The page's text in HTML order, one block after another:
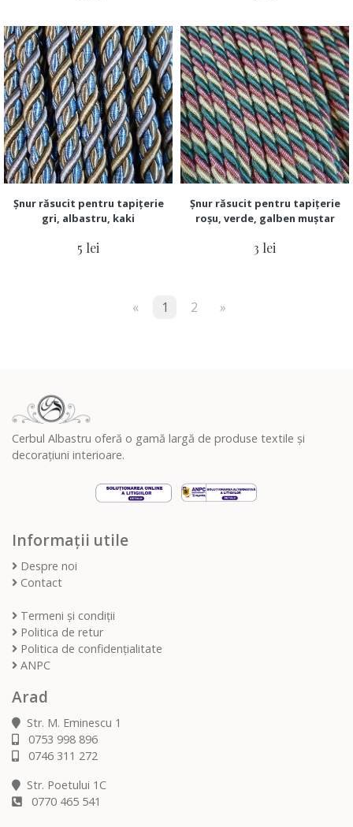
Șnur răsucit pentru tapițerie
gri, albastru, kaki
5 lei
Șnur răsucit pentru tapițerie
roșu, verde, galben muștar
3 lei
« 1 2 »
Cerbul Albastru oferă o gamă largă de produse textile și
decorațiuni interioare.
Informații utile
Despre noi
Contact
Termeni și condiții
Politica de retur
Politica de confidențialitate
ANPC
Arad
Str. M. Eminescu 1
0753 998 896
0746 311 272
Str. Poetului 1C
0770 465 541